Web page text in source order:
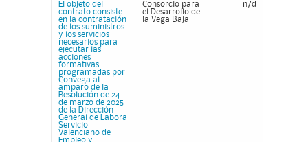
El objeto del
contrato consiste
en la contratación
de los suministros
y los servicios
necesarios para
ejecutar las
acciones
formativas
programadas por
Convega al
amparo de la
Resolución de 24
de marzo de 2025
de la Dirección
General de Labora
Servicio
Valenciano de
Empleo y
Consorcio para
el Desarrollo de
la Vega Baja
n/d